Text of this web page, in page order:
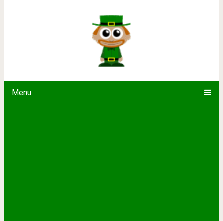
Menu
Вы сможете улучшить зрение,
ослабление роговицы с помощью